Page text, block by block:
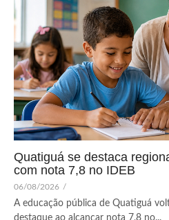
Quatiguá se destaca
com nota 7,8 no IDEB
06/08/2026 /
A educação pública de Quatiguá
destaque ao alcançar nota 7,8 no...